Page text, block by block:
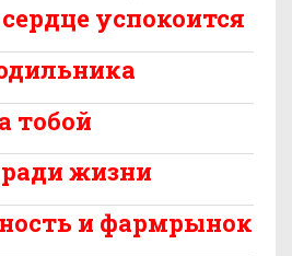
успокоится
тобой
жизни
и фармрынок